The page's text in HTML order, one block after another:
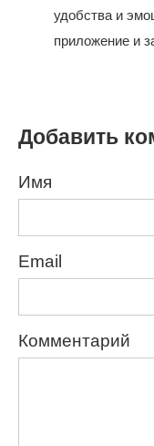
удобства и
приложение и
Добавить
Имя
Email
Комментарий